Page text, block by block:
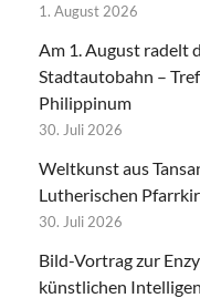
1. August 2026
Am 1. August radelt
Stadtautobahn –
Philippinum
30. Juli 2026
Weltkunst aus
Lutherischen
30. Juli 2026
Bild-Vortrag zur
künstlichen